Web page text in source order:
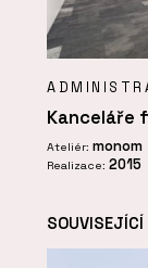
Kanceláře
Ateliér: monom
Realizace: 2015
SOUVISEJÍCÍ